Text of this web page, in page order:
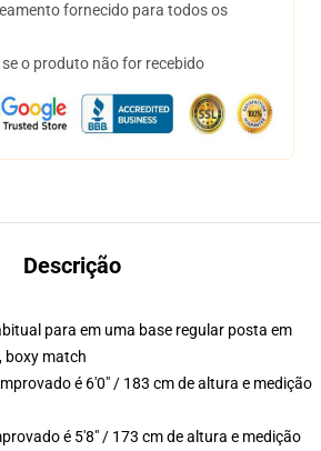
fornecido para todos os
o produto não for recebido
Descrição
para em uma base regular posta em
boxy match
é 6'0" / 183 cm de altura e medição
é 5'8" / 173 cm de altura e medição